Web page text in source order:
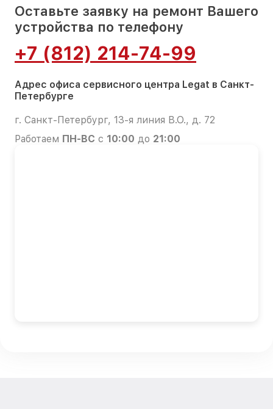
Оставьте заявку на ремонт Вашего
устройства по телефону
+7 (812) 214-74-99
Адрес офиса сервисного центра Legat в Санкт-
Петербурге
г. Санкт-Петербург, 13-я линия В.О., д. 72
Работаем ПН-ВС с 10:00 до 21:00